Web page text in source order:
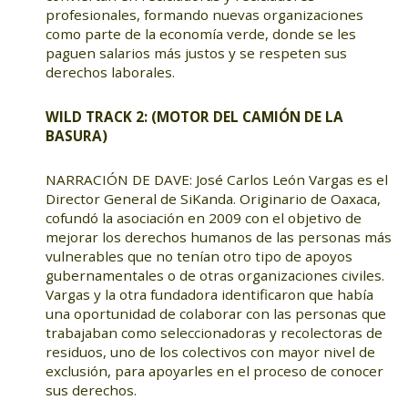
profesionales, formando nuevas organizaciones
como parte de la economía verde, donde se les
paguen salarios más justos y se respeten sus
derechos laborales.
WILD TRACK 2: (MOTOR DEL CAMIÓN DE LA
BASURA)
NARRACIÓN DE DAVE: José Carlos León Vargas es el
Director General de SiKanda. Originario de Oaxaca,
cofundó la asociación en 2009 con el objetivo de
mejorar los derechos humanos de las personas más
vulnerables que no tenían otro tipo de apoyos
gubernamentales o de otras organizaciones civiles.
Vargas y la otra fundadora identificaron que había
una oportunidad de colaborar con las personas que
trabajaban como seleccionadoras y recolectoras de
residuos, uno de los colectivos con mayor nivel de
exclusión, para apoyarles en el proceso de conocer
sus derechos.